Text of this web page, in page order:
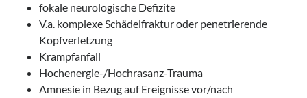
fokale neurologische Defizite
V.a. komplexe Schädelfraktur oder penetrierende
Kopfverletzung
Krampfanfall
Hochenergie-/Hochrasanz-Trauma
Amnesie in Bezug auf Ereignisse vor/nach